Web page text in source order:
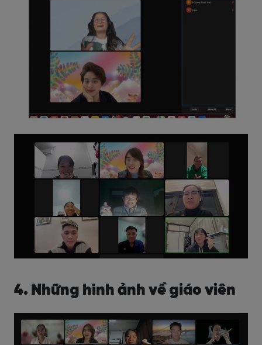
4. Những hình ảnh về giáo viên